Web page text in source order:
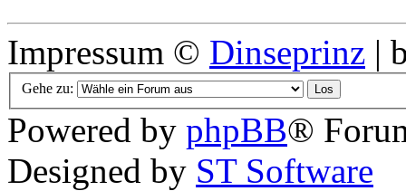
Impressum © Dinseprinz |
Gehe zu:
Powered by phpBB®
Designed by ST Software